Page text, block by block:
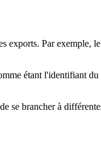
exports. Par exemple,
étant l'identifiant
se brancher à